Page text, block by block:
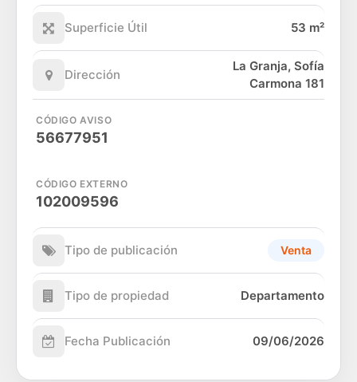
Superficie Útil 53 m²
Dirección
La Granja, Sofía
Carmona 181
CÓDIGO AVISO
56677951
CÓDIGO EXTERNO
102009596
Tipo de publicación Venta
Tipo de propiedad Departamento
Fecha Publicación 09/06/2026